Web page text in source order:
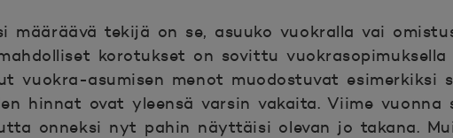
määräävä tekijä on se, asuuko vuokralla vai
korotukset on sovittu
vuokra-asumisen menot muodostuvat esimerkiksi
hinnat ovat yleensä varsin vakaita. Viime
onneksi nyt pahin näyttäisi olevan jo takana.